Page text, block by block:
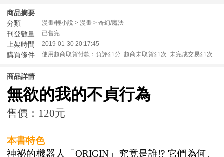
商品摘要
分類
漫畫/輕小說 > 漫畫 > 奇幻/魔法
刊登數量 已售完
上架時間 2019-01-30 20:17:45
購買條件 使用超商取貨付款：負評≦1分 超商未取貨≦1次 未完成交易≦1次
商品詳情